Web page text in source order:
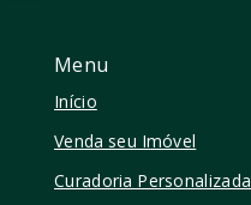
Menu
Início
Venda seu Imóvel
Curadoria Personalizada